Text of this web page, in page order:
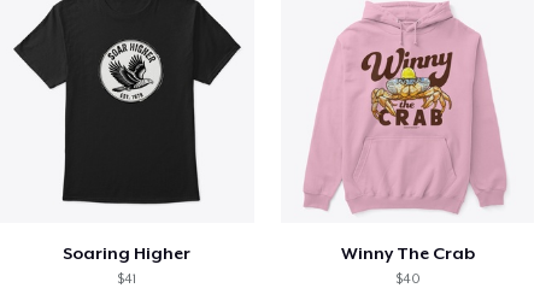
Soaring Higher
$41
Winny The Crab
$40